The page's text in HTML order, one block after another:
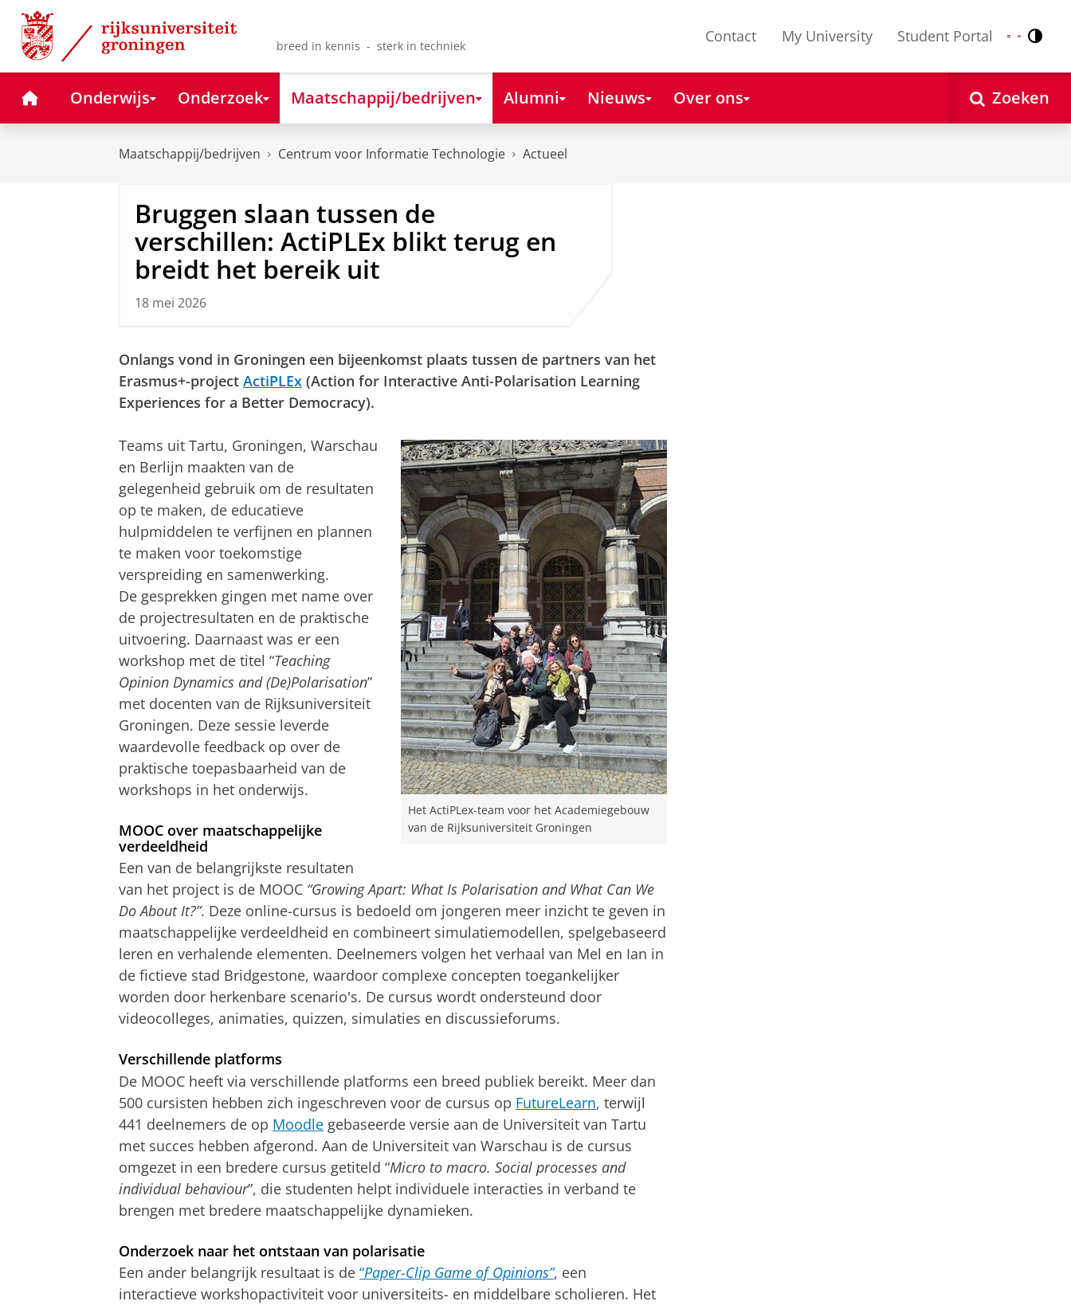
Skip
Content
Skip
Navigation
breed in kennis - sterk in techniek
Contact My University Student Portal Nederlands
English
HomeOnderwijs Onderzoek Maatschappij/bedrijven Alumni Nieuws Over ons Zoeken
Maatschappij/bedrijven Centrum voor Informatie Technologie Actueel
Bruggen slaan tussen de
verschillen: ActiPLEx blikt terug en
breidt het bereik uit
18 mei 2026
Onlangs vond in Groningen een bijeenkomst plaats tussen de partners van het
Erasmus+-project ActiPLEx (Action for Interactive Anti-Polarisation Learning
Experiences for a Better Democracy).
Het ActiPLex-team voor het Academiegebouw
van de Rijksuniversiteit Groningen
Teams uit Tartu, Groningen, Warschau
en Berlijn maakten van de
gelegenheid gebruik om de resultaten
op te maken, de educatieve
hulpmiddelen te verfijnen en plannen
te maken voor toekomstige
verspreiding en samenwerking.
De gesprekken gingen met name over
de projectresultaten en de praktische
uitvoering. Daarnaast was er een
workshop met de titel “Teaching
Opinion Dynamics and (De)Polarisation”
met docenten van de Rijksuniversiteit
Groningen. Deze sessie leverde
waardevolle feedback op over de
praktische toepasbaarheid van de
workshops in het onderwijs.
MOOC over maatschappelijke
verdeeldheid
Een van de belangrijkste resultaten
van het project is de MOOC “Growing Apart: What Is Polarisation and What Can We
Do About It?”. Deze online-cursus is bedoeld om jongeren meer inzicht te geven in
maatschappelijke verdeeldheid en combineert simulatiemodellen, spelgebaseerd
leren en verhalende elementen. Deelnemers volgen het verhaal van Mel en Ian in
de fictieve stad Bridgestone, waardoor complexe concepten toegankelijker
worden door herkenbare scenario's. De cursus wordt ondersteund door
videocolleges, animaties, quizzen, simulaties en discussieforums.
Verschillende platforms
De MOOC heeft via verschillende platforms een breed publiek bereikt. Meer dan
500 cursisten hebben zich ingeschreven voor de cursus op FutureLearn, terwijl
441 deelnemers de op Moodle gebaseerde versie aan de Universiteit van Tartu
met succes hebben afgerond. Aan de Universiteit van Warschau is de cursus
omgezet in een bredere cursus getiteld “Micro to macro. Social processes and
individual behaviour”, die studenten helpt individuele interacties in verband te
brengen met bredere maatschappelijke dynamieken.
Onderzoek naar het ontstaan van polarisatie
Een ander belangrijk resultaat is de “Paper-Clip Game of Opinions”, een
interactieve workshopactiviteit voor universiteits- en middelbare scholieren. Het